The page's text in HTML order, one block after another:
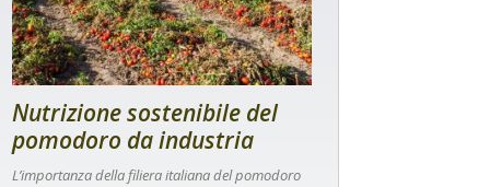
Nutrizione sostenibile del
pomodoro da industria
L’importanza della filiera italiana del pomodoro